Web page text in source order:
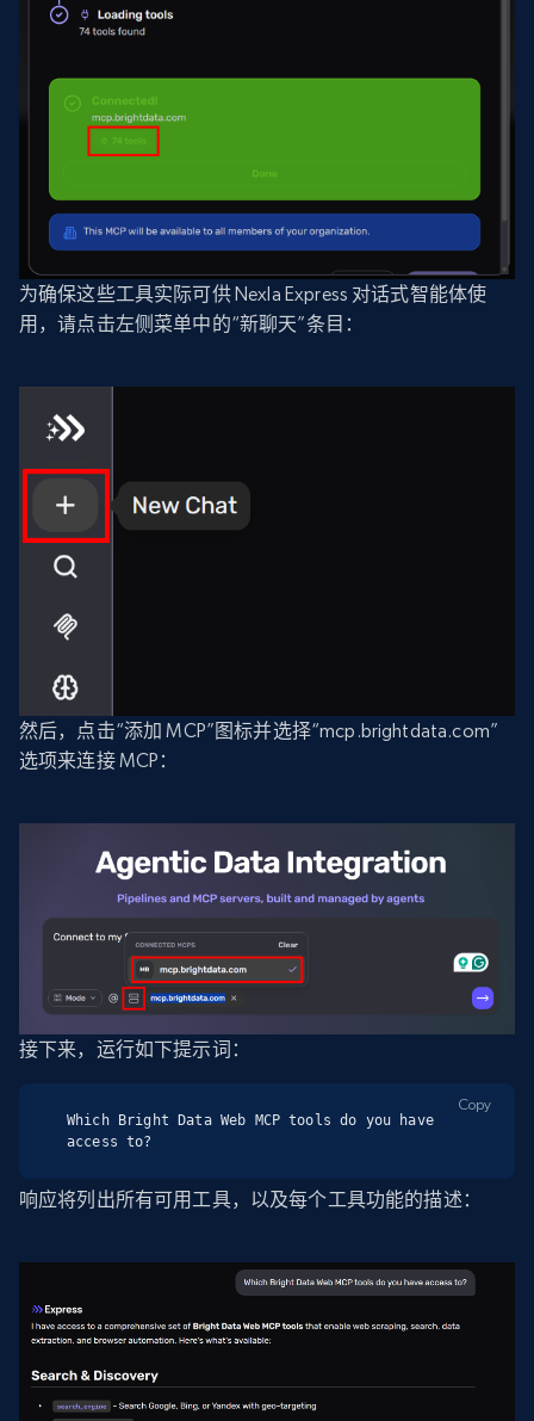
为确保这些工具实际可供 Nexla Express 对话式智能体使
用，请点击左侧菜单中的“新聊天”条目：
然后，点击“添加 MCP”图标并选择“mcp.brightdata.com”
选项来连接 MCP：
接下来，运行如下提示词：
Which Bright Data Web MCP tools do you have
access to?
Copy
响应将列出所有可用工具，以及每个工具功能的描述：